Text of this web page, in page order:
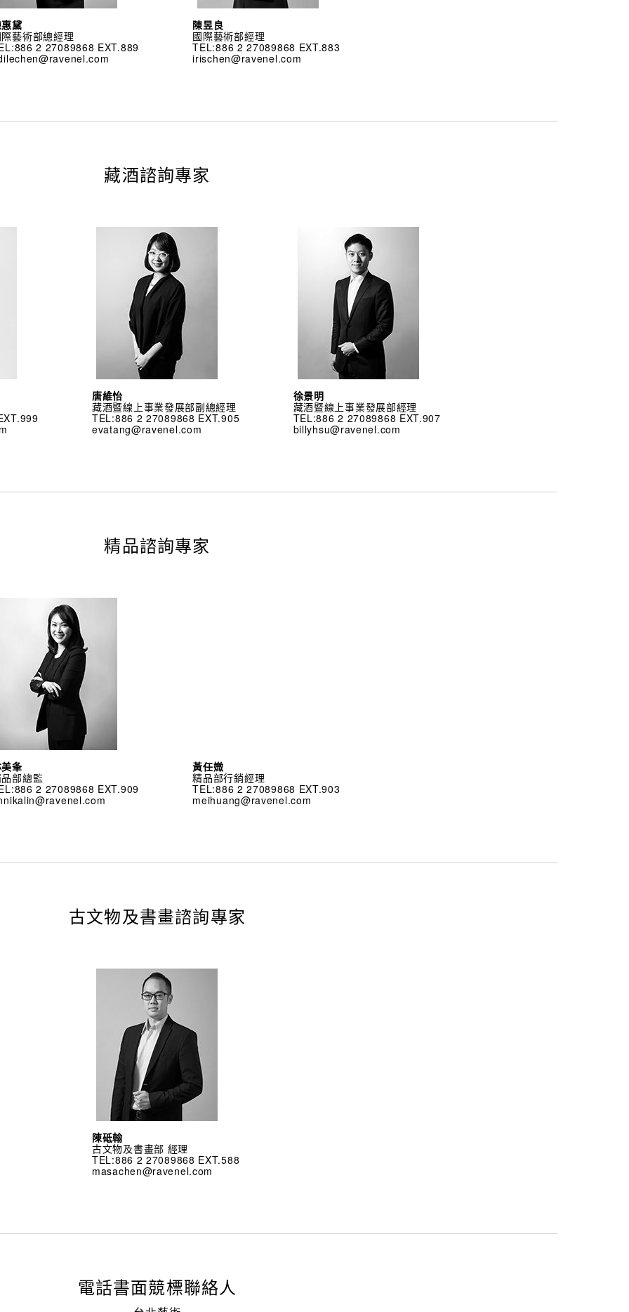
黛
藝術部總經理
2 27089868 EXT.889
陳昱良
國際藝術部經理
TEL:886 2 27089868 EXT.883
irischen@ravenel.com
藏酒諮詢專家
唐維怡
藏酒暨線上事業發展部副總經理
TEL:886 2 27089868 EXT.905
evatang@ravenel.com
徐景明
藏酒暨線上事業發展部經理
TEL:886 2 27089868 EXT.907
billyhsu@ravenel.com
精品諮詢專家
夆
部總監
2 27089868 EXT.909
黃任媺
精品部行銷經理
TEL:886 2 27089868 EXT.903
meihuang@ravenel.com
古文物及書畫諮詢專家
陳砥翰
古文物及書畫部 經理
TEL:886 2 27089868 EXT.588
masachen@ravenel.com
電話書面競標聯絡人